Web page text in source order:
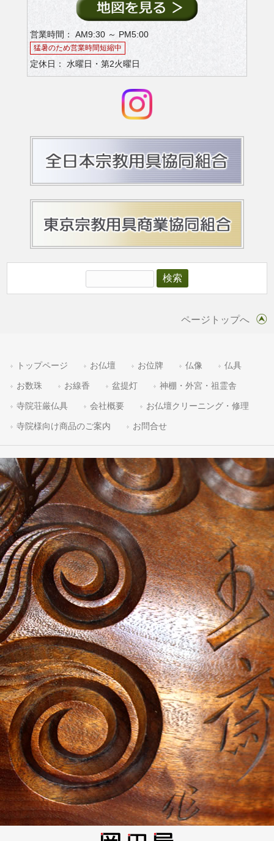
営業時間： AM9:30 ～ PM5:00
猛暑のため営業時間短縮中
定休日： 水曜日・第2火曜日
ページトップへ
トップページ お仏壇 お位牌 仏像 仏具
お数珠 お線香 盆提灯 神棚・外宮・祖霊舎
寺院荘厳仏具 会社概要 お仏壇クリーニング・修理
寺院様向け商品のご案内 お問合せ